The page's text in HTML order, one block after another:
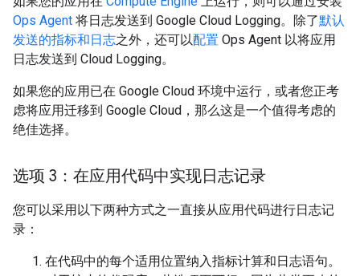
Ops Agent 将日志发送到 Google Cloud Logging。除了默认
发送的指标和日志之外，还可以配置 Ops Agent 以将应用
日志发送到 Cloud Logging。
如果您的应用已在 Google Cloud 环境中运行，或者您正考
虑将应用迁移到 Google Cloud，那么这是一个值得考虑的
绝佳选择。
选项 3：在应用代码中实现日志记录
您可以采用以下两种方式之一直接从应用代码进行日志记
录：
在代码中的每个适用位置纳入指标计算和日志语句。